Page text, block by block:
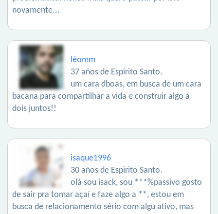
novamente...
léomm
37 años de Espirito Santo.
um cara dboas, em busca de um cara
bacana para compartilhar a vida e construir algo a
dois juntos!!
isaque1996
30 años de Espirito Santo.
olá sou isack, sou ***%passivo gosto
de sair pra tomar açaí e faze algo a **, estou em
busca de relacionamento sério com algu ativo, mas